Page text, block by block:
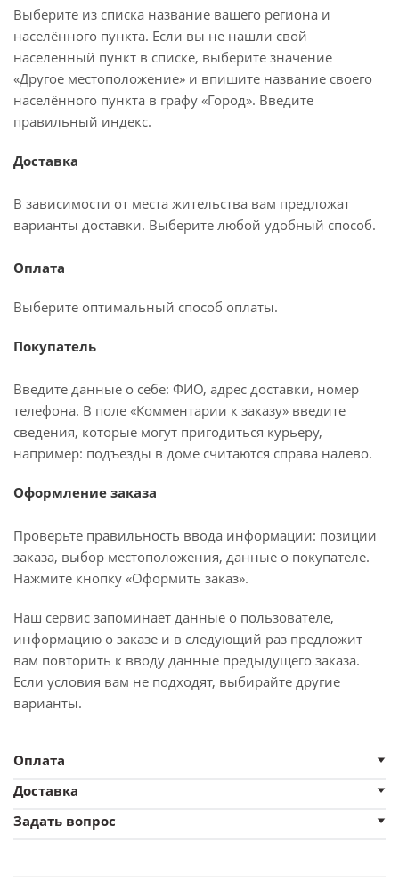
Выберите из списка название вашего региона и
населённого пункта. Если вы не нашли свой
населённый пункт в списке, выберите значение
«Другое местоположение» и впишите название своего
населённого пункта в графу «Город». Введите
правильный индекс.
Доставка
В зависимости от места жительства вам предложат
варианты доставки. Выберите любой удобный способ.
Оплата
Выберите оптимальный способ оплаты.
Покупатель
Введите данные о себе: ФИО, адрес доставки, номер
телефона. В поле «Комментарии к заказу» введите
сведения, которые могут пригодиться курьеру,
например: подъезды в доме считаются справа налево.
Оформление заказа
Проверьте правильность ввода информации: позиции
заказа, выбор местоположения, данные о покупателе.
Нажмите кнопку «Оформить заказ».
Наш сервис запоминает данные о пользователе,
информацию о заказе и в следующий раз предложит
вам повторить к вводу данные предыдущего заказа.
Если условия вам не подходят, выбирайте другие
варианты.
Оплата
Доставка
Задать вопрос